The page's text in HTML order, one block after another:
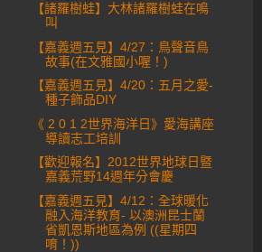
【諸羅樹蛙】大林諸羅樹蛙在鳴
叫
【嘉義週五見】4/27：鳥聲音鳥
故事(在文雅國小喔！)
【嘉義週五見】4/20：五月之愛-
種子飾品DIY
《 2 0 1 2世界海洋日》愛海講座
導讀志工培訓
【歡迎報名】2012世界地球日暨
嘉義荒野14週年分會慶
【嘉義週五見】4/12：全球暖化
融入海洋教育- 以澳洲昆士蘭
省凱恩斯地區為例 ((星期四
唷！))